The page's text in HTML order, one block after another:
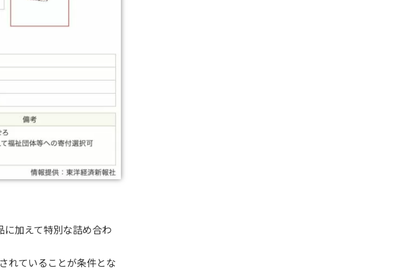
加えて特別な詰め合わ
れていることが条件とな